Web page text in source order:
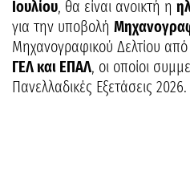
Ιουλίου, θα είναι ανοικτή η
για την υποβολή
Μηχανογραφικού Δελτίου από
ΓΕΛ και ΕΠΑΛ, οι οποίοι
Πανελλαδικές Εξετάσεις 2026.